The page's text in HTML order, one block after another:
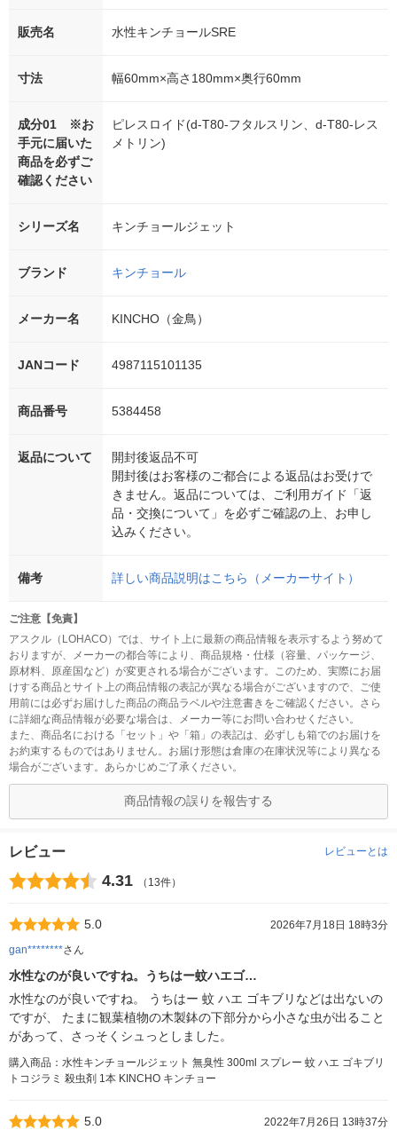
販売名 水性キンチョールSRE
寸法 幅60mm×高さ180mm×奥行60mm
成分01 ※お
手元に届いた
商品を必ずご
確認ください
ピレスロイド(d-T80-フタルスリン、d-T80-レス
メトリン)
シリーズ名 キンチョールジェット
ブランド キンチョール
メーカー名 KINCHO（金鳥）
JANコード 4987115101135
商品番号 5384458
返品について
開封後返品不可
開封後はお客様のご都合による返品はお受けで
きません。返品については、ご利用ガイド「返
品・交換について」を必ずご確認の上、お申し
込みください。
備考 詳しい商品説明はこちら（メーカーサイト）
ご注意【免責】
アスクル（LOHACO）では、サイト上に最新の商品情報を表示するよう努めて
おりますが、メーカーの都合等により、商品規格・仕様（容量、パッケージ、
原材料、原産国など）が変更される場合がございます。このため、実際にお届
けする商品とサイト上の商品情報の表記が異なる場合がございますので、ご使
用前には必ずお届けした商品の商品ラベルや注意書きをご確認ください。さら
に詳細な商品情報が必要な場合は、メーカー等にお問い合わせください。
また、商品名における「セット」や「箱」の表記は、必ずしも箱でのお届けを
お約束するものではありません。お届け形態は倉庫の在庫状況等により異なる
場合がございます。あらかじめご了承ください。
商品情報の誤りを報告する
レビュー レビューとは
4.31 （13件）
5.0
2026年7月18日 18時3分
gan********さん
水性なのが良いですね。うちはー蚊ハエゴ…
水性なのが良いですね。 うちはー 蚊 ハエ ゴキブリなどは出ないの
ですが、 たまに観葉植物の木製鉢の下部分から小さな虫が出ること
があって、さっそくシュっとしました。
購入商品：水性キンチョールジェット 無臭性 300ml スプレー 蚊 ハエ ゴキブリ
トコジラミ 殺虫剤 1本 KINCHO キンチョー
5.0
2022年7月26日 13時37分